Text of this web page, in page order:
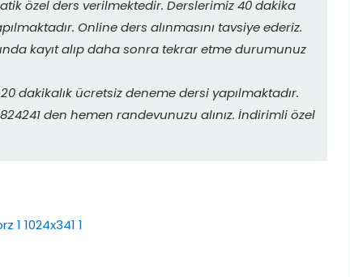
özel ders verilmektedir. Derslerimiz 40 dakika
Online ders alınmasını tavsiye ederiz.
kayıt alıp daha sonra tekrar etme durumunuz
dakikalık ücretsiz deneme dersi yapılmaktadır.
den hemen randevunuzu alınız. İndirimli özel